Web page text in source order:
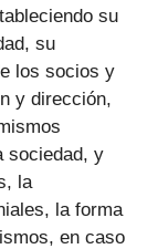
su
su
los socios y
y dirección,
sociedad, y
la
la forma
en caso